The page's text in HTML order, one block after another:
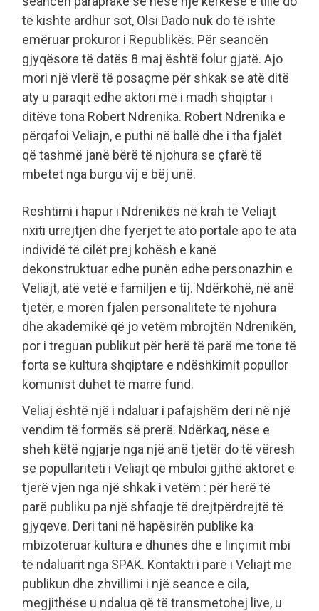
të kishte ardhur sot, Olsi Dado nuk do të ishte
emëruar prokuror i Republikës. Për seancën
gjyqësore të datës 8 maj është folur gjatë. Ajo
mori një vlerë të posaçme për shkak se atë ditë
aty u paraqit edhe aktori më i madh shqiptar i
ditëve tona Robert Ndrenika. Robert Ndrenika e
përqafoi Veliajn, e puthi në ballë dhe i tha fjalët
që tashmë janë bërë të njohura se çfarë të
mbetet nga burgu vij e bëj unë.
Reshtimi i hapur i Ndrenikës në krah të Veliajt
nxiti urrejtjen dhe fyerjet te ato portale apo te ata
individë të cilët prej kohësh e kanë
dekonstruktuar edhe punën edhe personazhin e
Veliajt, atë vetë e familjen e tij. Ndërkohë, në anë
tjetër, e morën fjalën personalitete të njohura
dhe akademikë që jo vetëm mbrojtën Ndrenikën,
por i treguan publikut për herë të parë me tone të
forta se kultura shqiptare e ndëshkimit popullor
komunist duhet të marrë fund.
Veliaj është një i ndaluar i pafajshëm deri në një
vendim të formës së prerë. Ndërkaq, nëse e
sheh këtë ngjarje nga një anë tjetër do të vëresh
se popullariteti i Veliajt që mbuloi gjithë aktorët e
tjerë vjen nga një shkak i vetëm : për herë të
parë publiku pa një shfaqje të drejtpërdrejtë të
gjyqeve. Deri tani në hapësirën publike ka
mbizotëruar kultura e dhunës dhe e linçimit mbi
të ndaluarit nga SPAK. Kontakti i parë i Veliajt me
publikun dhe zhvillimi i një seance e cila,
megjithëse u ndalua që të transmetohej live, u